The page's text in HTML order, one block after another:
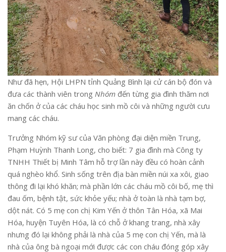
Như đã hẹn, Hội LHPN tỉnh Quảng Bình lại cử cán bộ đón và
đưa các thành viên trong Nhóm đến từng gia đình thăm nơi
ăn chốn ở của các cháu học sinh mồ côi và những người cưu
mang các cháu.
Trưởng Nhóm kỹ sư của Văn phòng đại diện miền Trung,
Phạm Huỳnh Thanh Long, cho biết: 7 gia đình mà Công ty
TNHH Thiết bị Minh Tâm hỗ trợ lần này đều có hoàn cảnh
quá nghèo khổ. Sinh sống trên địa bàn miền núi xa xôi, giao
thông đi lại khó khăn; mà phần lớn các cháu mồ côi bố, mẹ thì
đau ốm, bệnh tật, sức khỏe yếu; nhà ở toàn là nhà tạm bợ,
dột nát. Có 5 mẹ con chị Kim Yến ở thôn Tân Hóa, xã Mai
Hóa, huyện Tuyên Hóa, là có chỗ ở khang trang, nhà xây
nhưng đó lại không phải là nhà của 5 mẹ con chị Yến, mà là
nhà của ông bà ngoại mới được các con cháu đóng góp xây